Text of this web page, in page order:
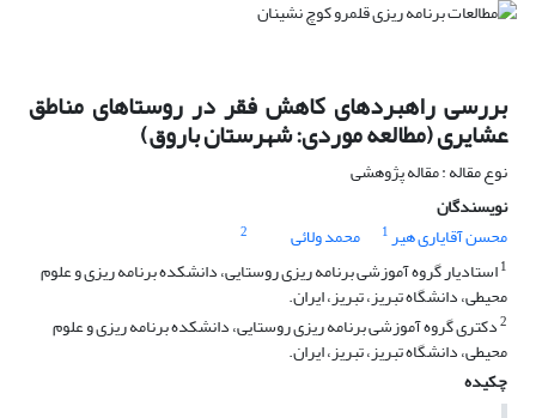
بررسی راهبردهای کاهش فقر در روستاهای مناطق
عشایری (مطالعه موردی: شهرستان باروق)
نوع مقاله : مقاله پژوهشی
نویسندگان
محسن آقایاری هیر1 محمد ولائی
2
1استادیار گروه آموزشی برنامه ریزی روستایی، دانشکده برنامه ریزی و علوم
محیطی، دانشگاه تبریز، تبریز، ایران.
2دکتری گروه آموزشی برنامه ریزی روستایی، دانشکده برنامه ریزی و علوم
محیطی، دانشگاه تبریز، تبریز، ایران.
چکیده